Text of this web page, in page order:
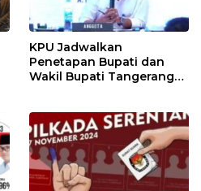
KPU Jadwalkan
Penetapan Bupati dan
Wakil Bupati Tangerang